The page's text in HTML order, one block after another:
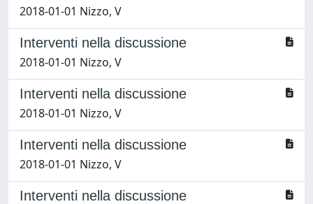
2018-01-01 Nizzo, V
Interventi nella discussione
2018-01-01 Nizzo, V
Interventi nella discussione
2018-01-01 Nizzo, V
Interventi nella discussione
2018-01-01 Nizzo, V
Interventi nella discussione